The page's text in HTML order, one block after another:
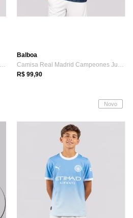
Camisa Barcelona Rivales Juvenil Marinho...
Balboa
Camisa Real Madrid Campeones Juvenil Marinho
R$ 99,90
Novo